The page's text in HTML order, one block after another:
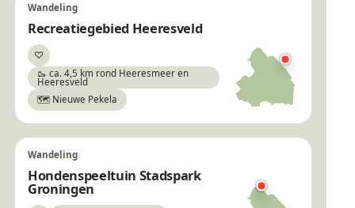
Wandeling
Recreatiegebied Heeresveld
♡Bewaar
🥾 ca. 4,5 km rond Heeresmeer en
Heeresveld
🗺️ Nieuwe Pekela
Wandeling
Hondenspeeltuin Stadspark
Groningen